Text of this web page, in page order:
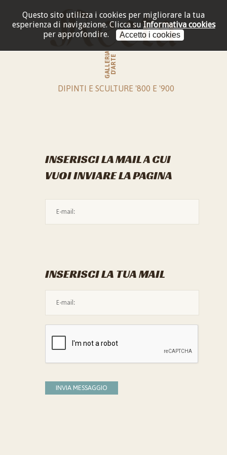
Questo sito utilizza i cookies per migliorare la tua
esperienza di navigazione. Clicca su Informativa cookies
per approfondire.
Accetto i cookies
GALLERIAD'ARTE
DIPINTI E SCULTURE '800 E '900
INSERISCI LA MAIL A CUI
VUOI INVIARE LA PAGINA
INSERISCI LA TUA MAIL
INVIA MESSAGGIO